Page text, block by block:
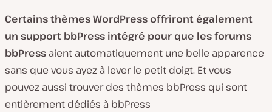
Certains thèmes WordPress offriront également
un support bbPress intégré pour que les forums
bbPress aient automatiquement une belle apparence
sans que vous ayez à lever le petit doigt. Et vous
pouvez aussi trouver des thèmes bbPress qui sont
entièrement dédiés à bbPress